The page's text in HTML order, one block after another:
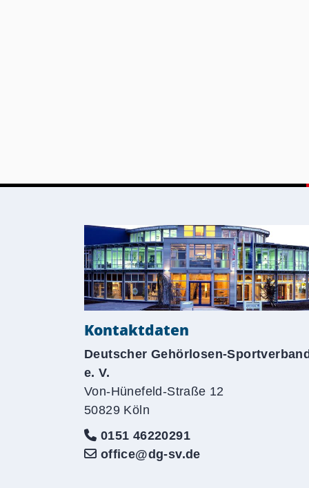
Kontaktdaten
Deutscher Gehörlosen-
e. V.
Von-Hünefeld-Straße 12
50829 Köln
0151 46220291
office@dg-sv.de